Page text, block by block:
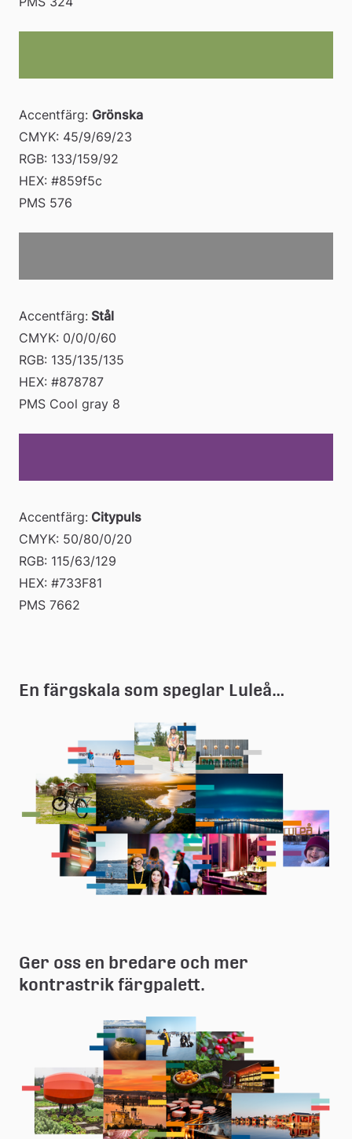
Accentfärg: Grönska
CMYK: 45/9/69/23
RGB: 133/159/92
HEX: #859f5c
PMS 576
Accentfärg: Stål
CMYK: 0/0/0/60
RGB: 135/135/135
HEX: #878787
PMS Cool gray 8
Accentfärg: Citypuls
CMYK: 50/80/0/20
RGB: 115/63/129
HEX: #733F81
PMS 7662
En färgskala som speglar Luleå…
Ger oss en bredare och mer
kontrastrik färgpalett.